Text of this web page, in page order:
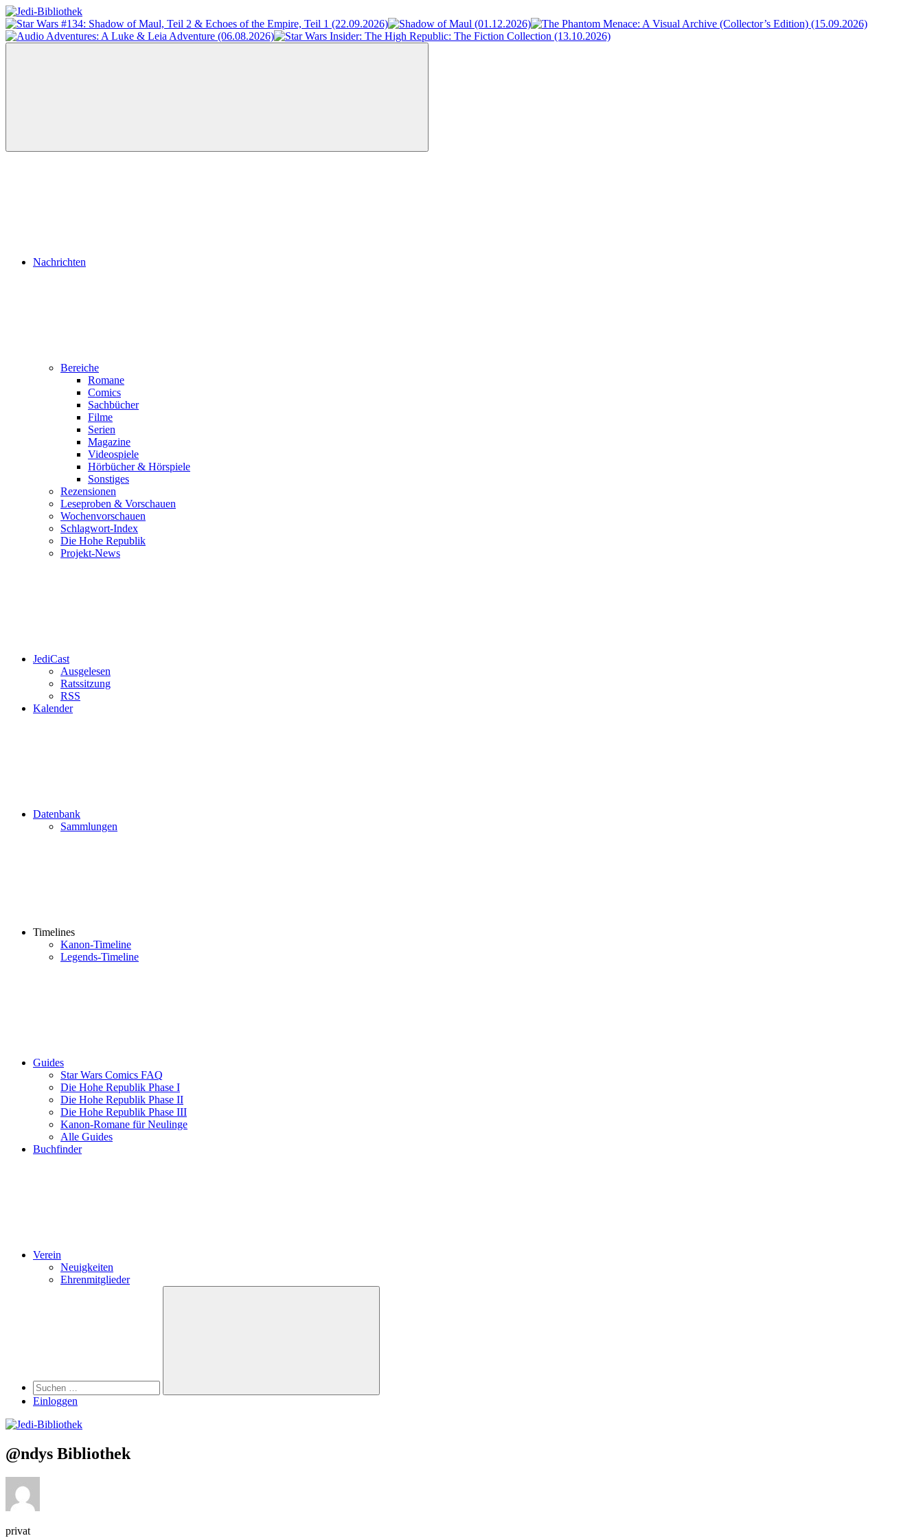
Zum
Inhalt
springen
Jedi-
Bibliothek
Das
Portal
Menü
Nachrichten
Bereiche
Romane
Comics
Sachbücher
Filme
Serien
Magazine
Videospiele
Hörbücher & Hörspiele
Sonstiges
Rezensionen
Leseproben & Vorschauen
Wochenvorschauen
Schlagwort-Index
Die Hohe Republik
Projekt-News
JediCast
Ausgelesen
Ratssitzung
RSS
Kalender
Datenbank
Sammlungen
Timelines
Kanon-Timeline
Legends-Timeline
Guides
Star Wars Comics FAQ
Die Hohe Republik Phase I
Die Hohe Republik Phase II
Die Hohe Republik Phase III
Kanon-Romane für Neulinge
Alle Guides
Buchfinder
Verein
Neuigkeiten
Ehrenmitglieder
Suchen
Einloggen
@ndys Bibliothek
privat